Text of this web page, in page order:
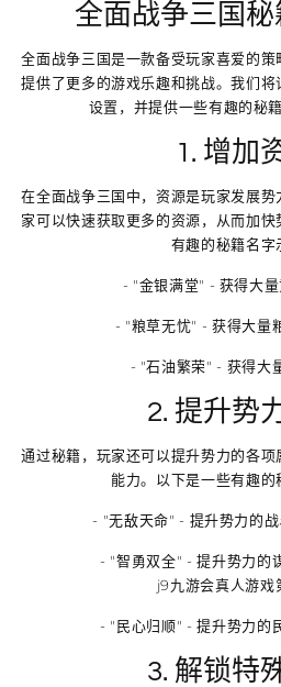
全面战争三国
全面战争三国是一款备受玩家喜爱的
提供了更多的游戏乐趣和挑战。我们
设置，并提供一些有趣的秘
1. 增加
在全面战争三国中，资源是玩家发展
家可以快速获取更多的资源，从而加
有趣的秘籍名字
- "金银满堂" - 获得大量
- "粮草无忧" - 获得大量
- "石油繁荣" - 获得大
2. 提升势
通过秘籍，玩家还可以提升势力的各
能力。以下是一些有趣的
- "无敌天命" - 提升势力的战
- "智勇双全" - 提升势力的
j9九游会真人游戏
- "民心归顺" - 提升势力的
3. 解锁特